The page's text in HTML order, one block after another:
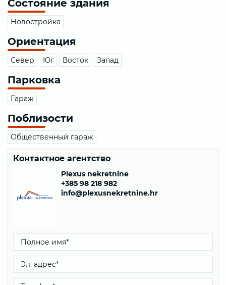
Состояние здания
Новостройка
Ориентация
Север Юг Восток Запад
Парковка
Гараж
Поблизости
Общественный гараж
Контактное агентство
Plexus nekretnine
+385 98 218 982
info@plexusnekretnine.hr